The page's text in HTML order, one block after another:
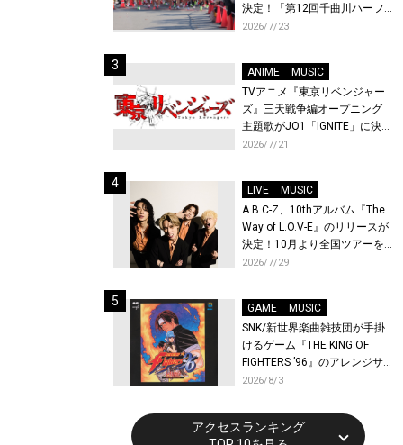
決定！「第12回千曲川ハーフ
マラソン」エントリー受付開
2026/7/23
ANIME
MUSIC
TVアニメ『東京リベンジャー
ズ』三天戦争編オープニング
主題歌がJO1「IGNITE」に決
定！メンバー全員から喜びと
先行上映会を開催！
2026/7/21
LIVE
MUSIC
A.B.C-Z、10thアルバム『The
Way of L.O.V-E』のリリースが
決定！10月より全国ツアーを
開催！
2026/7/29
GAME
MUSIC
SNK/新世界楽曲雑技団が手掛
けるゲーム『THE KING OF
FIGHTERS ’96』のアレンジサ
ウンドトラックが配信開始！
2026/8/3
アクセスランキング